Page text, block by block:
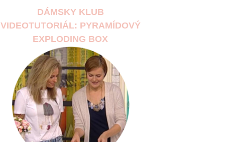
DÁMSKY KLUB
VIDEOTUTORIÁL: PYRAMÍDOVÝ
EXPLODING BOX